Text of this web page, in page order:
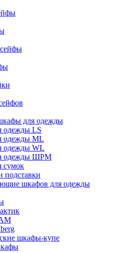
для одежды
LS
одежды ML
одежды WL
одежды ШРМ
сумок
подставки
шкафов для одежды
шкафы-купе